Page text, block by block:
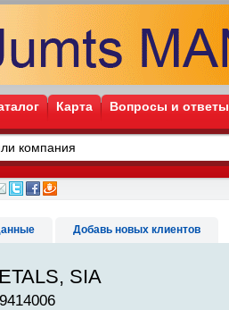
Карта Вопросы и ответы
Добавь новых клиентов
SIA